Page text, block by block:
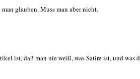
glauben. Muss man aber nicht.
ist, daß man nie weiß, was Satire ist, und was